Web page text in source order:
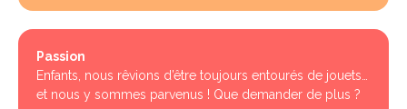
Passion
Enfants, nous rêvions d’être toujours entourés de jouets…
et nous y sommes parvenus ! Que demander de plus ?